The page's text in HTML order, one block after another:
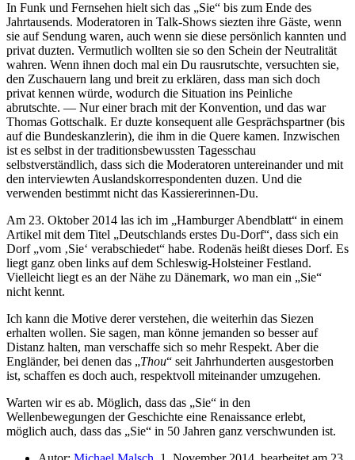
In Funk und Fernsehen hielt sich das
Sie
bis zum Ende des
Jahrtausends. Moderatoren in Talk-Shows siezten ihre Gäste, wenn
sie auf Sendung waren, auch wenn sie diese persönlich kannten und
privat duzten. Vermutlich wollten sie so den Schein der Neutralität
wahren. Wenn ihnen doch mal ein Du rausrutschte, versuchten sie,
den Zuschauern lang und breit zu erklären, dass man sich doch
privat kennen würde, wodurch die Situation ins Peinliche
abrutschte. — Nur einer brach mit der Konvention, und das war
Thomas Gottschalk. Er duzte konsequent alle Gesprächspartner (bis
auf die Bundeskanzlerin), die ihm in die Quere kamen. Inzwischen
ist es selbst in der traditionsbewussten Tagesschau
selbstverständlich, dass sich die Moderatoren untereinander und mit
den interviewten Auslandskorrespondenten duzen. Und die
verwenden bestimmt nicht das Kassiererinnen-Du.
Am 23. Oktober 2014 las ich im
Hamburger Abendblatt
in einem
Artikel mit dem Titel
Deutschlands erstes Du-Dorf , dass sich ein
Dorf vom Sie verabschiedet
habe. Rodenäs heißt dieses Dorf. Es
liegt ganz oben links auf dem Schleswig-Holsteiner Festland.
Vielleicht liegt es an der Nähe zu Dänemark, wo man ein
Sie
nicht kennt.
Ich kann die Motive derer verstehen, die weiterhin das Siezen
erhalten wollen. Sie sagen, man könne jemanden so besser auf
Distanz halten, man verschaffe sich so mehr Respekt. Aber die
Engländer, bei denen das
Thou
seit Jahrhunderten ausgestorben
ist, schaffen es doch auch, respektvoll miteinander umzugehen.
Warten wir es ab. Möglich, dass das
Sie
in den
Wellenbewegungen der Geschichte eine Renaissance erlebt,
möglich auch, dass das
Sie
in 50 Jahren ganz verschwunden ist.